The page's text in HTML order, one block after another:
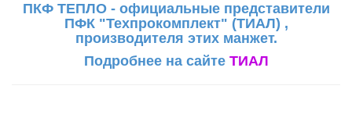
ПКФ ТЕПЛО - официальные представители
ПФК "Техпрокомплект" (ТИАЛ) ,
производителя этих манжет.
Подробнее на сайте ТИАЛ